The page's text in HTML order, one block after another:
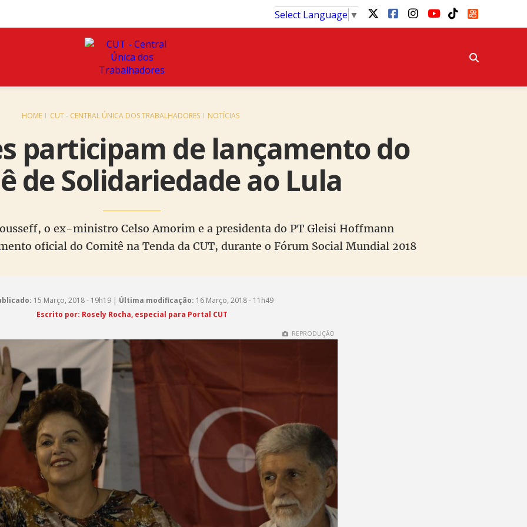
Select Language ▼
HOME CUT - CENTRAL ÚNICA DOS TRABALHADORES NOTÍCIAS
participam de lançamento do
de Solidariedade ao Lula
o ex-ministro Celso Amorim e a presidenta do PT Gleisi Hoffmann
oficial do Comitê na Tenda da CUT, durante o Fórum Social Mundial 2018
15 Março, 2018 - 19h19 | Última modificação: 16 Março, 2018 - 11h49
Escrito por: Rosely Rocha, especial para Portal CUT
REPRODUÇÃO